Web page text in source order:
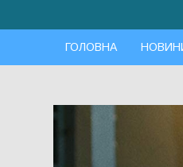
ГОЛОВНА